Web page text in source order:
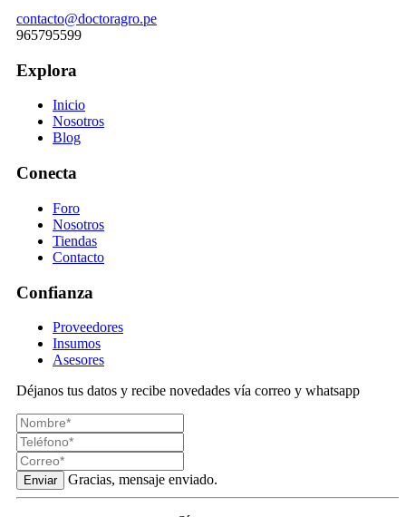
contacto@doctoragro.pe
965795599
Explora
Inicio
Nosotros
Blog
Conecta
Foro
Nosotros
Tiendas
Contacto
Confianza
Proveedores
Insumos
Asesores
Déjanos tus datos y recibe novedades vía correo y whatsapp
Enviar Gracias, mensaje enviado.